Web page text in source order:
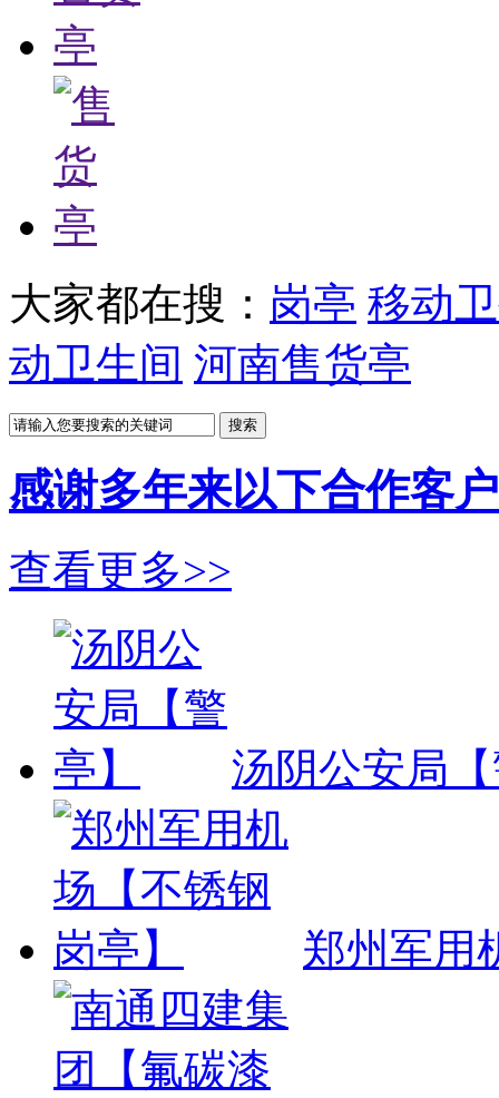
大家都在搜： 岗亭 移动
动卫生间 河南售货亭
搜索
感谢多年来以下合作客户
查看更多>>
汤阴公安局
郑州军用